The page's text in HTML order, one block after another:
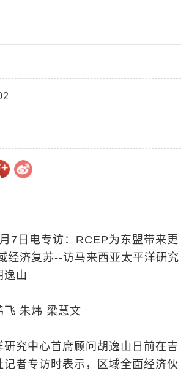
7日电专访：RCEP为东盟带来更
经济复苏--访马来西亚太平洋研究
逸山
飞 朱炜 梁慧文
研究中心首席顾问胡逸山日前在吉
记者专访时表示，区域全面经济伙